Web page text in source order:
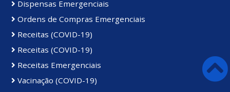
Dispensas Emergenciais
Ordens de Compras Emergenciais
Receitas (COVID-19)
Receitas (COVID-19)
Receitas Emergenciais
Vacinação (COVID-19)